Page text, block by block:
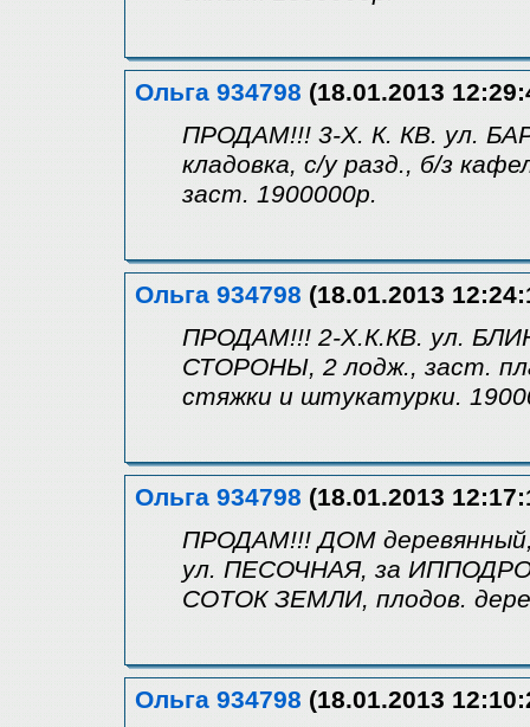
Ольга 934798 (18.01.2013
ПРОДАМ!!! 3-Х. К. КВ. ул.
кладовка, с/у разд., б/з
заст. 1900000р.
Ольга 934798 (18.01.2013
ПРОДАМ!!! 2-Х.К.КВ. ул.
СТОРОНЫ, 2 лодж., заст.
стяжки и штукатурки.
Ольга 934798 (18.01.2013
ПРОДАМ!!! ДОМ
ул. ПЕСОЧНАЯ, за
СОТОК ЗЕМЛИ, плодов.
Ольга 934798 (18.01.2013